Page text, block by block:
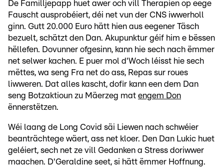
De Familljepapp huet awer och vill Therapien op eege
Fauscht ausprobéiert, déi net vun der CNS iwwerholl
ginn. Gutt 20.000 Euro hätt hien aus eegener Täsch
bezuelt, schätzt den Dan. Akupunktur géif him e bëssen
hëllefen. Dovunner ofgesinn, kann hie sech nach ëmmer
net selwer kachen. E puer mol d'Woch léisst hie sech
mëttes, wa seng Fra net do ass, Repas sur roues
liwweren. Dat alles kascht, dofir kann een dem Dan
seng Botzaktioun zu Mäerzeg mat engem Don
ënnerstëtzen.
Wéi laang de Long Covid säi Liewen nach schwéier
beanträchtege wäert, ass net kloer. Den Dan Lukic huet
geléiert, sech net ze vill Gedanken a Stress doriwwer
maachen. D'Geraldine seet, si hätt ëmmer Hoffnung.